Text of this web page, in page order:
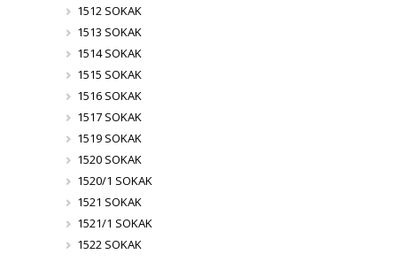
1512 SOKAK
1513 SOKAK
1514 SOKAK
1515 SOKAK
1516 SOKAK
1517 SOKAK
1519 SOKAK
1520 SOKAK
1520/1 SOKAK
1521 SOKAK
1521/1 SOKAK
1522 SOKAK